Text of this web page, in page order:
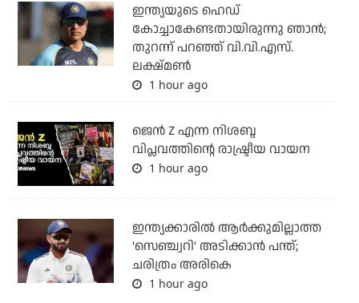
ഇന്ത്യയുടെ ഹെഡ്
കോച്ചാകേണ്ടതായിരുന്നു ഞാന്‍;
തുറന്ന് പറഞ്ഞ് വി.വി.എസ്.
ലക്ഷ്മണ്‍
1 hour ago
ജെന്‍ Z എന്ന നിശബ്ദ
വിപ്ലവത്തിന്റെ രാഷ്ട്രീയ വായന
1 hour ago
ഇന്ത്യക്കാരില്‍ ആര്‍ക്കുമില്ലാത്ത
'സെഞ്ച്വറി' അടിക്കാന്‍ പന്ത്;
ചരിത്രം അരികെ
1 hour ago